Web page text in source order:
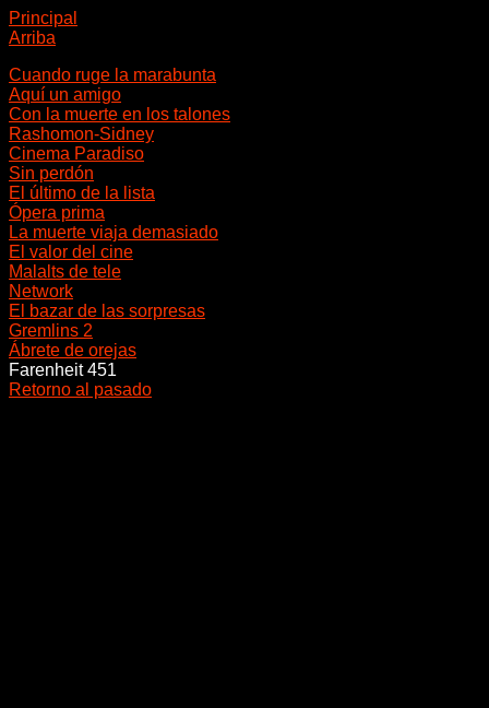
Principal
Arriba
Cuando ruge la marabunta
Aquí un amigo
Con la muerte en los talones
Rashomon-Sidney
Cinema Paradiso
Sin perdón
El último de la lista
Ópera prima
La muerte viaja demasiado
El valor del cine
Malalts de tele
Network
El bazar de las sorpresas
Gremlins 2
Ábrete de orejas
Farenheit 451
Retorno al pasado